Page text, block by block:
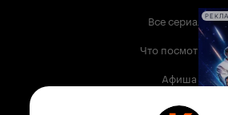
Все сериалы
Что посмотреть
Афиша
Музыка